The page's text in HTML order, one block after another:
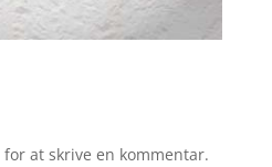
for at skrive en kommentar.